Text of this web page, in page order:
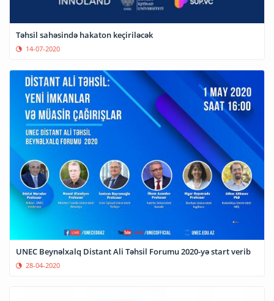
Təhsil sahəsində hakaton keçiriləcək
14-07-2020
UNEC Beynəlxalq Distant Ali Təhsil Forumu 2020-yə start verib
28-04-2020